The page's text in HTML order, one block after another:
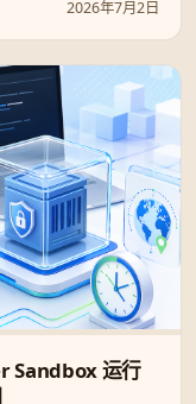
2026年7月2日
Sandbox 运行